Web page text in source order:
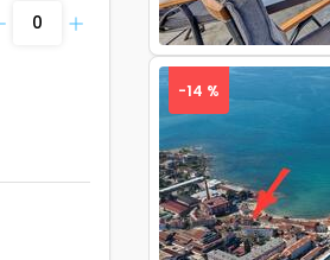
Previous
-14 %